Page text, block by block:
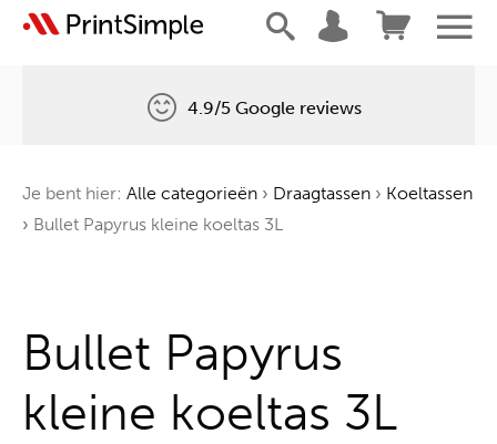
Één boom voor elke bestelling
4.9/5 Google reviews
Je bent hier: Alle categorieën › Draagtassen › Koeltassen
› Bullet Papyrus kleine koeltas 3L
Bullet Papyrus
kleine koeltas 3L